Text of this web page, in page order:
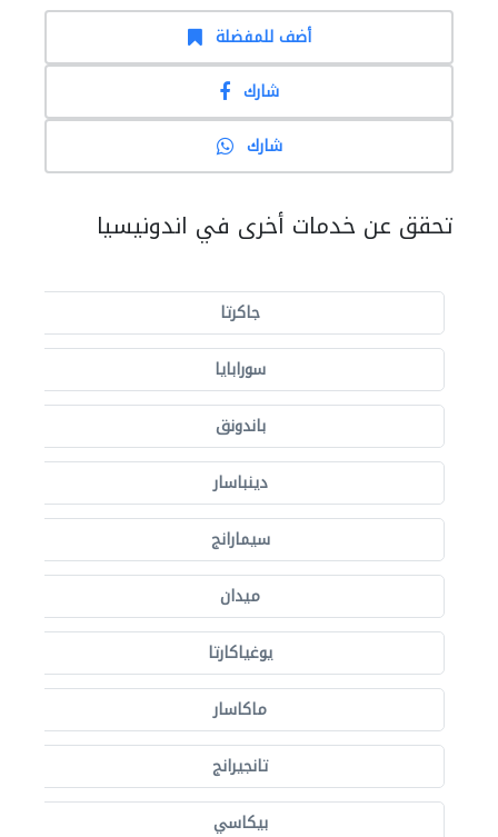
أضف للمفضلة
شارك
شارك
تحقق عن خدمات أخرى في اندونيسيا
جاكرتا
سورابايا
باندونق
دينباسار
سيمارانج
ميدان
يوغياكارتا
ماكاسار
تانجيرانج
بيكاسي